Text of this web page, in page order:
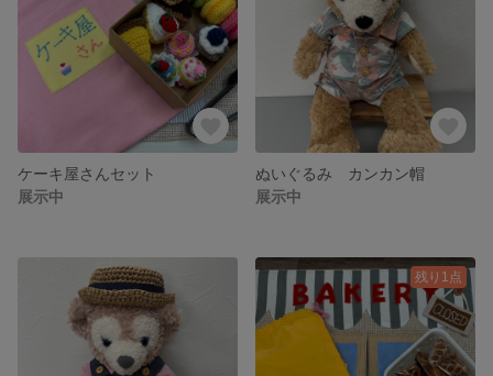
ケーキ屋さんセット
展示中
ぬいぐるみ カンカン帽
展示中
残り1点